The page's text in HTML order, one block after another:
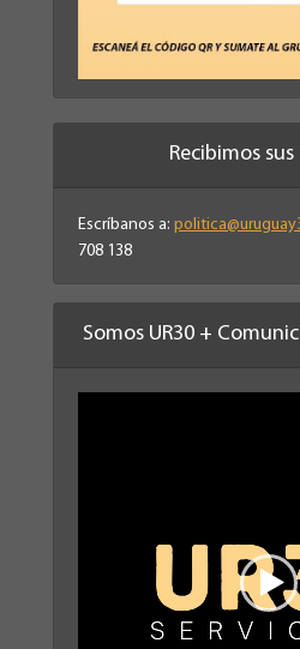
Recibimos
Escríbanos a:
708 138
Somos UR30 +